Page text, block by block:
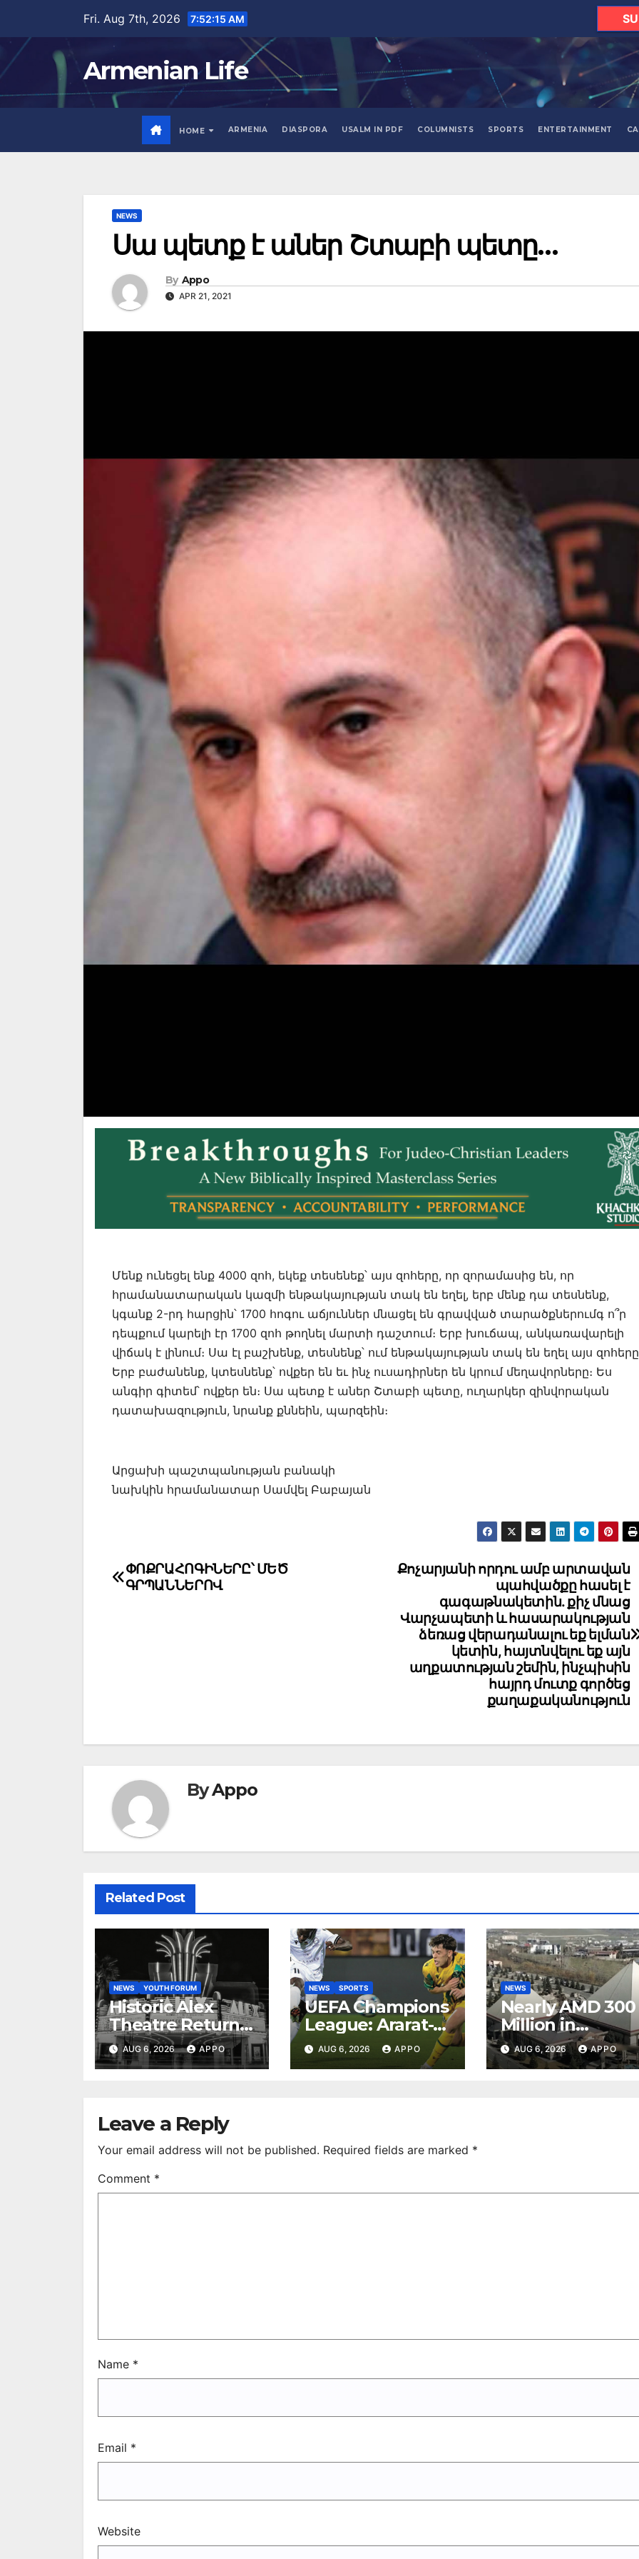
content
Fri. Aug 7th, 2026 7:52:16 AM
Armenian Life
HOME ARMENIA DIASPORA USALM IN PDF COLUMNISTS SPORTS ENTERTAINMENT
NEWS
Սա պետք է աներ Շտաբի պետը…
By Appo
APR 21, 2021
Մենք ունեցել ենք 4000 զոհ, եկեք տեսենեք՝ այս զոհերը, որ զորամասից են, որ
հրամանատարական կազմի ենթակայության տակ են եղել, երբ մենք դա տեսնենք,
կգանք 2-րդ հարցին՝ 1700 հոգու աճյուններ մնացել են գրավված տարածքներումգ ո՞ր
դեպքում կարելի էր 1700 զոհ թողնել մարտի դաշտում։ Երբ խուճապ, անկառավարելի
վիճակ է լինում։ Սա էլ բաշխենք, տեսնենք՝ ում ենթակայության տակ են եղել այս
Երբ բաժանենք, կտեսնենք՝ ովքեր են եւ ինչ ուսադիրներ են կրում մեղավորները։ Ես
անգիր գիտեմ՝ ովքեր են։ Սա պետք է աներ Շտաբի պետը, ուղարկեր զինվորական
դատախազություն, նրանք քննեին, պարզեին։
Արցախի պաշտպանության բանակի
նախկին հրամանատար Սամվել Բաբայան
Post
Քոչարյանի որդու ամբ արտավան
պահվածքը հասել է
գագաթնակետին. քիչ մնաց
Վարչապետի և հասարակության
ձեռաց վերադանալու եք ելման
կետին, հայտնվելու եք այն
աղքատության շեմին, ինչպիսին
հայրդ մուտք գործեց
քաղաքականություն
ՓՈՔՐԱՀՈԳԻՆԵՐԸ՝ ՄԵԾ
ԳՐՊԱՆՆԵՐՈՎ
ByAppo
Related Post
NEWS YOUTH FORUM
Historic Alex
Theatre Returns
to First-Run
Feature Films
AUG 6, 2026 APPO
NEWS SPORTS
UEFA Champions
League: Ararat-
Armenia Secure
Convincing
AUG 6, 2026 APPO
NEWS
Nearly AMD 300
Million in
Undeclared
Turnover
AUG 6, 2026 APPO
Leave a Reply
Your email address will not be published. Required fields are marked *
Comment *
Name *
Email *
Website